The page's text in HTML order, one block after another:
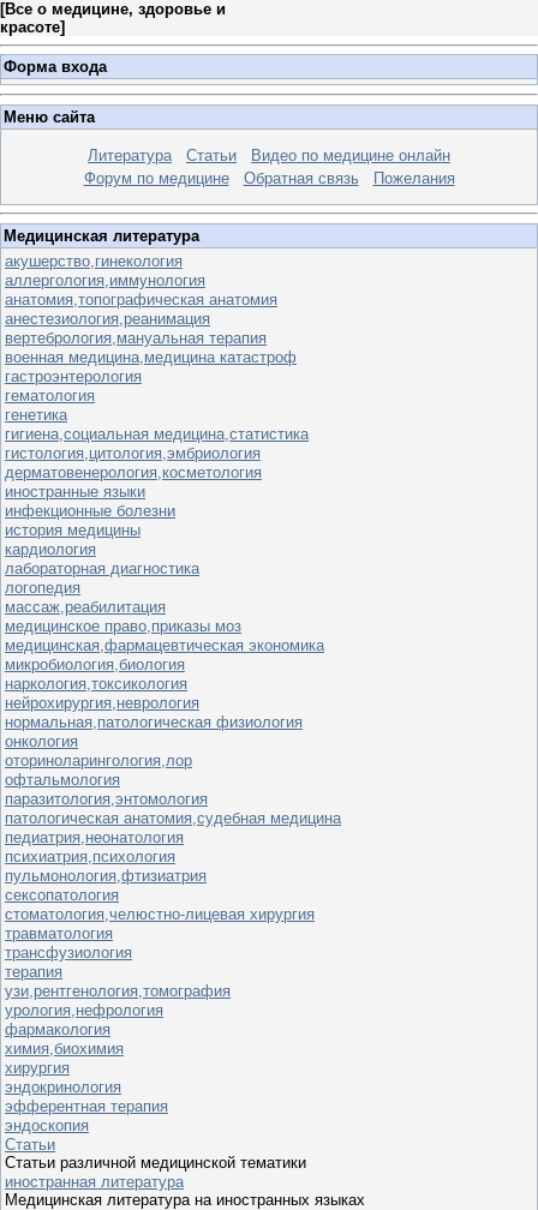
[Все о медицине, здоровье и
красоте]
Форма входа
Меню сайта
Литература Статьи
Видео по медицине онлайн
Форум по медицине
Обратная связь Пожелания
Медицинская литература
акушерство,гинекология
аллергология,иммунология
анатомия,топографическая анатомия
анестезиология,реанимация
вертебрология,мануальная терапия
военная медицина,медицина катастроф
гастроэнтерология
гематология
генетика
гигиена,социальная медицина,статистика
гистология,цитология,эмбриология
дерматовенерология,косметология
иностранные языки
инфекционные болезни
история медицины
кардиология
лабораторная диагностика
логопедия
массаж,реабилитация
медицинское право,приказы моз
медицинская,фармацевтическая экономика
микробиология,биология
наркология,токсикология
нейрохирургия,неврология
нормальная,патологическая физиология
онкология
оториноларингология,лор
офтальмология
паразитология,энтомология
патологическая анатомия,судебная медицина
педиатрия,неонатология
психиатрия,психология
пульмонология,фтизиатрия
сексопатология
стоматология,челюстно-лицевая хирургия
травматология
трансфузиология
терапия
узи,рентгенология,томография
урология,нефрология
фармакология
химия,биохимия
хирургия
эндокринология
эфферентная терапия
эндоскопия
Статьи
Статьи различной медицинской тематики
иностранная литература
Медицинская литература на иностранных языках